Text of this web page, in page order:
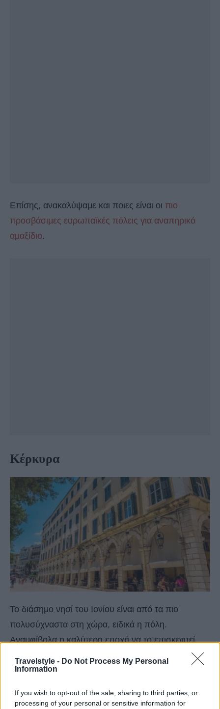
Travelstyle - Do Not Process My Personal
Information
If you wish to opt-out of the sale, sharing to third parties, or
processing of your personal or sensitive information for
Επίσης, ανακαλύψαμε και ποιες είναι οι πιο
προσβάσιμες ευρωπαϊκές πόλεις για αναπηρικό
αμαξίδιο.
Κέρκυρα
Το διάσημο νησί του Ιονίου είναι από τα πιο
πολυσύχναστα στη χώρα, ειδικά η πόλη.
Αναμφίβολα η καλύτερη εποχή να το επισκεφτεί
φθινοπώρου, όταν ο καιρός είναι ακόμα καλός, η
εξαιρετική δουλειά του Δήμου, είκοσι παραλίες του